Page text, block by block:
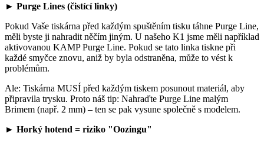
► Purge Lines (čistící linky)
Pokud Vaše tiskárna před každým spuštěním tisku táhne Purge Line,
měli byste ji nahradit něčím jiným. U našeho K1 jsme měli například
aktivovanou KAMP Purge Line. Pokud se tato linka tiskne při
každé smyčce znovu, aniž by byla odstraněna, může to vést k
problémům.
Ale: Tiskárna MUSÍ před každým tiskem posunout materiál, aby
připravila trysku. Proto náš tip: Nahraďte Purge Line malým
Brimem (např. 2 mm) – ten se pak vysune společně s modelem.
► Horký hotend = riziko "Oozingu"